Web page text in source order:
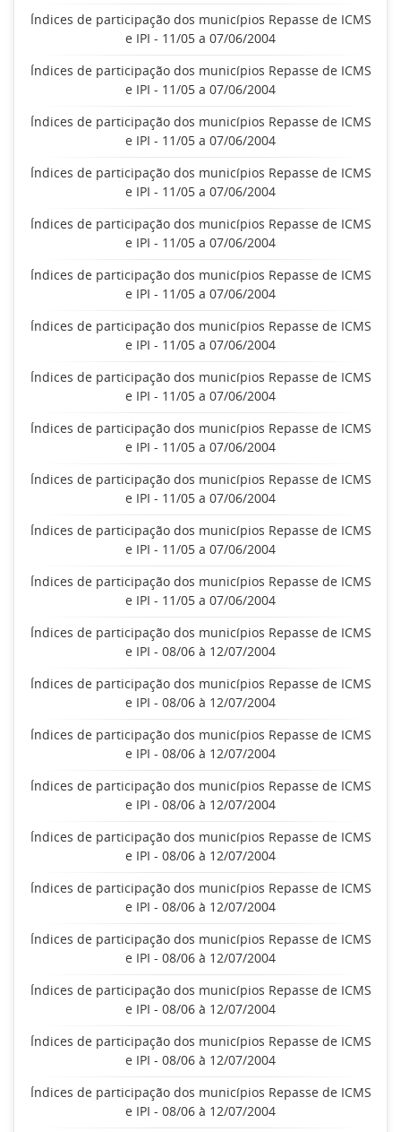
Índices de participação dos municípios Repasse de ICMS
e IPI - 11/05 a 07/06/2004
Índices de participação dos municípios Repasse de ICMS
e IPI - 11/05 a 07/06/2004
Índices de participação dos municípios Repasse de ICMS
e IPI - 11/05 a 07/06/2004
Índices de participação dos municípios Repasse de ICMS
e IPI - 11/05 a 07/06/2004
Índices de participação dos municípios Repasse de ICMS
e IPI - 11/05 a 07/06/2004
Índices de participação dos municípios Repasse de ICMS
e IPI - 11/05 a 07/06/2004
Índices de participação dos municípios Repasse de ICMS
e IPI - 11/05 a 07/06/2004
Índices de participação dos municípios Repasse de ICMS
e IPI - 11/05 a 07/06/2004
Índices de participação dos municípios Repasse de ICMS
e IPI - 11/05 a 07/06/2004
Índices de participação dos municípios Repasse de ICMS
e IPI - 11/05 a 07/06/2004
Índices de participação dos municípios Repasse de ICMS
e IPI - 11/05 a 07/06/2004
Índices de participação dos municípios Repasse de ICMS
e IPI - 11/05 a 07/06/2004
Índices de participação dos municípios Repasse de ICMS
e IPI - 08/06 à 12/07/2004
Índices de participação dos municípios Repasse de ICMS
e IPI - 08/06 à 12/07/2004
Índices de participação dos municípios Repasse de ICMS
e IPI - 08/06 à 12/07/2004
Índices de participação dos municípios Repasse de ICMS
e IPI - 08/06 à 12/07/2004
Índices de participação dos municípios Repasse de ICMS
e IPI - 08/06 à 12/07/2004
Índices de participação dos municípios Repasse de ICMS
e IPI - 08/06 à 12/07/2004
Índices de participação dos municípios Repasse de ICMS
e IPI - 08/06 à 12/07/2004
Índices de participação dos municípios Repasse de ICMS
e IPI - 08/06 à 12/07/2004
Índices de participação dos municípios Repasse de ICMS
e IPI - 08/06 à 12/07/2004
Índices de participação dos municípios Repasse de ICMS
e IPI - 08/06 à 12/07/2004